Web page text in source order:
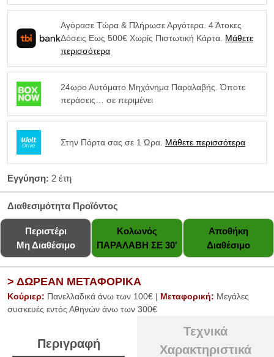
Αγόρασε Τώρα & Πλήρωσε Αργότερα. 4 Άτοκες
Δόσεις Εως 500€ Χωρίς Πιστωτική Κάρτα. Μάθετε
περισσότερα
24ωρο Αυτόματο Μηχάνημα Παραλαβής. Όποτε
περάσεις… σε περιμένει
Στην Πόρτα σας σε 1 Ώρα. Μάθετε περισσότερα
Εγγύηση: 2 έτη
Διαθεσιμότητα Προϊόντος
Περιστέρι
Μη Διαθέσιμο
Κολωνός
ΠΑΡΑΛΑΒΗ ΣΕ 30'
Αποθήκη
Διαθέσιμο
> ΔΩΡΕΑΝ ΜΕΤΑΦΟΡΙΚΑ
Κούριερ: Πανελλαδικά άνω των 100€ | Μεταφορική: Μεγάλες
συσκευές εντός Αθηνών άνω των 300€
Περιγραφή
Τεχνικά
Χαρακτηριστικά